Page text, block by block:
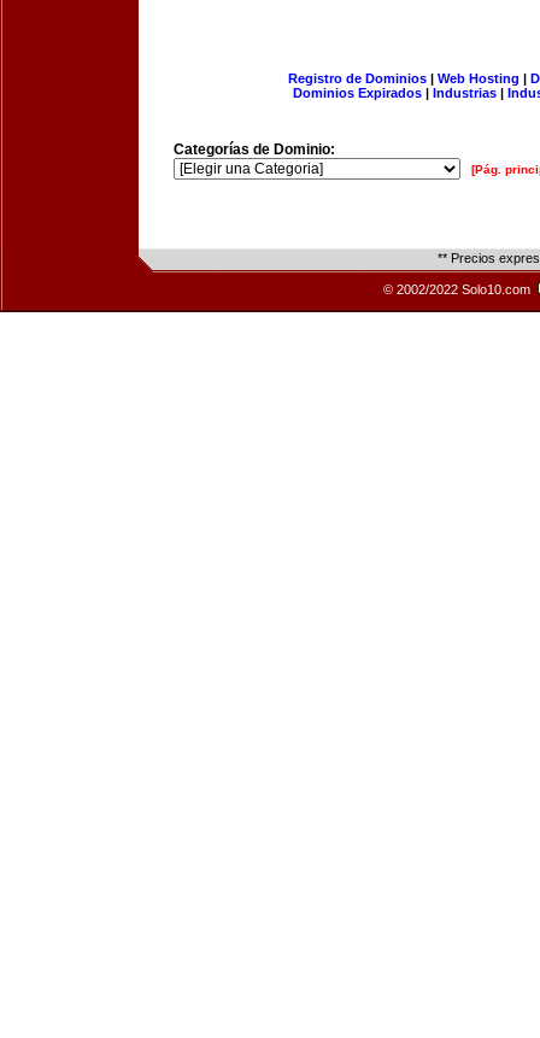
Registro de Dominios| Web Hosting |
Dominios Expirados | Industrias |
Categorías de Dominio:
[Pág.
** Precios
© 2002/2022 Solo10.com